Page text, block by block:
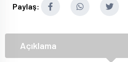
Paylaş:
Açıklama